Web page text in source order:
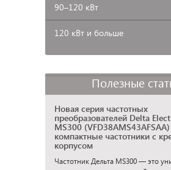
90–120 кВт
120 кВт и больше
Полезные
Новая серия частотных
преобразователей Delta
MS300
компактные частотники с
корпусом
Частотник Дельта MS300 — это